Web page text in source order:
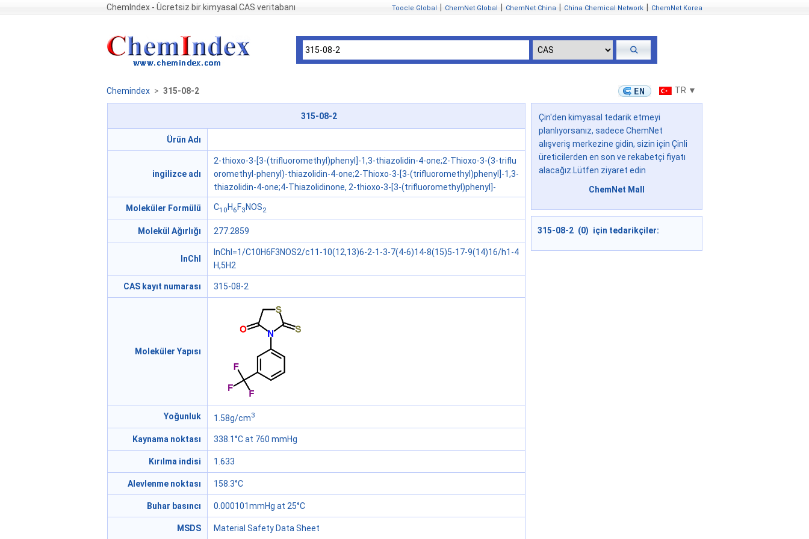
ChemIndex - Ücretsiz bir kimyasal CAS veritabanı Toocle Global ChemNet Global ChemNet China China Chemical Network ChemNet Korea
Chemindex > 315-08-2 TR ▼
315-08-2
Ürün Adı
ingilizce adı
2-thioxo-3-[3-(trifluoromethyl)phenyl]-1,3-thiazolidin-4-one;2-Thioxo-3-(3-triflu
oromethyl-phenyl)-thiazolidin-4-one;2-Thioxo-3-[3-(trifluoromethyl)phenyl]-1,3-
thiazolidin-4-one;4-Thiazolidinone, 2-thioxo-3-[3-(trifluoromethyl)phenyl]-
Moleküler Formülü C10 H 6 F3 NOS2
Molekül Ağırlığı 277.2859
InChI
InChI=1/C10H6F3NOS2/c11-10(12,13)6-2-1-3-7(4-6)14-8(15)5-17-9(14)16/h1-4
H,5H2
CAS kayıt numarası 315-08-2
Moleküler Yapısı
Yoğunluk 1.58g/cm3
Kaynama noktası 338.1°C at 760 mmHg
Kırılma indisi 1.633
Alevlenme noktası 158.3°C
Buhar basıncı 0.000101mmHg at 25°C
MSDS Material Safety Data Sheet
Çin'den kimyasal tedarik etmeyi
planlıyorsanız, sadece ChemNet
alışveriş merkezine gidin, sizin için Çinli
üreticilerden en son ve rekabetçi fiyatı
alacağız.Lütfen ziyaret edin
ChemNet Mall
315-08-2 (0) için tedarikçiler: